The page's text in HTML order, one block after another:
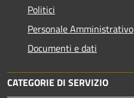
Politici
Personale Amministrativo
Documenti e dati
CATEGORIE DI SERVIZIO